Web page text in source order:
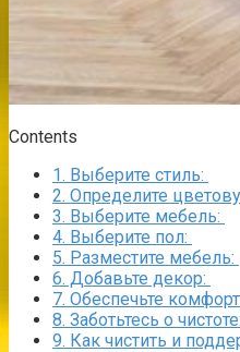
Contents
1. Выберите стиль:
2. Определите
3. Выберите мебель:
4. Выберите пол:
5. Разместите мебель:
6. Добавьте декор:
7. Обеспечьте
8. Заботьтесь о чистоте:
9. Как чистить и